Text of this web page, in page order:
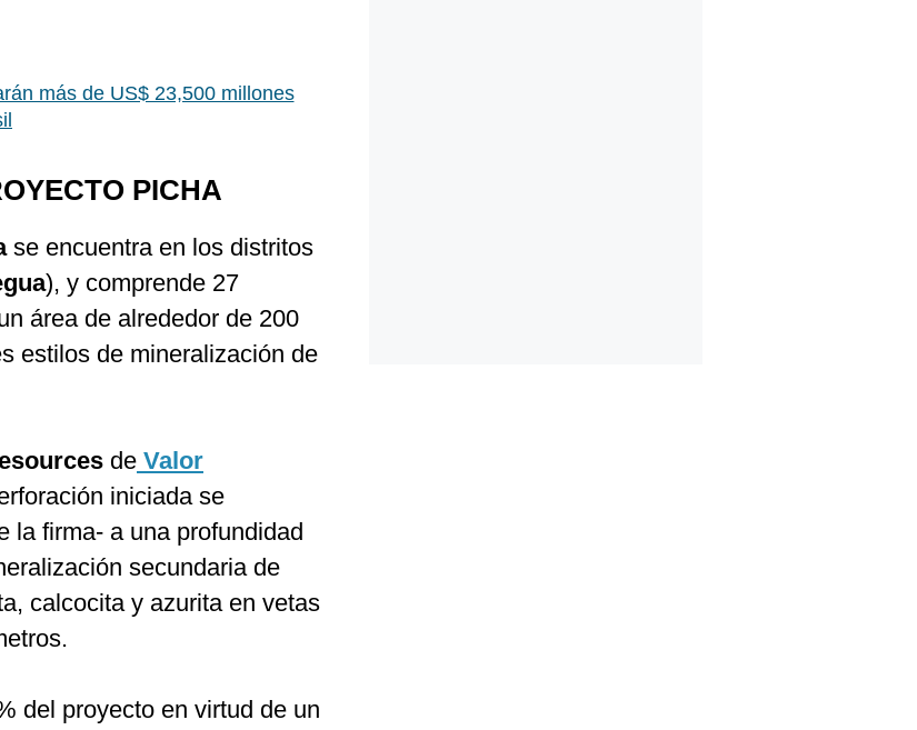
más de US$ 23,500 millones
PICHA
se encuentra en los distritos
), y comprende 27
área de alrededor de 200
estilos de mineralización de
de Valor
iniciada se
la firma- a una profundidad
secundaria de
calcocita y azurita en vetas
del proyecto en virtud de un